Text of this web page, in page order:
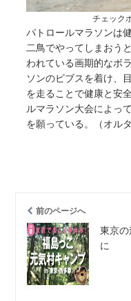
チェック
パトロールマラソンは
二鳥でやってしまおう
われている画期的なボ
ソンのビブスを着け、
を走ることで健康と安
ルマラソン大会によっ
を願っている。（オル
前のページへ
東京
に